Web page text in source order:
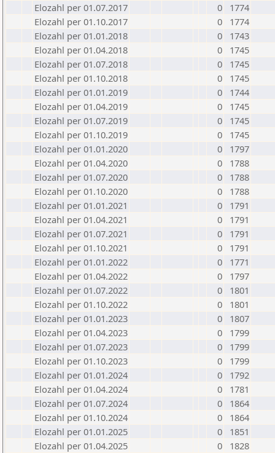
Elozahl per 01.07.2017
0
1774
Elozahl per 01.10.2017
0
1774
Elozahl per 01.01.2018
0
1743
Elozahl per 01.04.2018
0
1745
Elozahl per 01.07.2018
0
1745
Elozahl per 01.10.2018
0
1745
Elozahl per 01.01.2019
0
1744
Elozahl per 01.04.2019
0
1745
Elozahl per 01.07.2019
0
1745
Elozahl per 01.10.2019
0
1745
Elozahl per 01.01.2020
0
1797
Elozahl per 01.04.2020
0
1788
Elozahl per 01.07.2020
0
1788
Elozahl per 01.10.2020
0
1788
Elozahl per 01.01.2021
0
1791
Elozahl per 01.04.2021
0
1791
Elozahl per 01.07.2021
0
1791
Elozahl per 01.10.2021
0
1791
Elozahl per 01.01.2022
0
1771
Elozahl per 01.04.2022
0
1797
Elozahl per 01.07.2022
0
1801
Elozahl per 01.10.2022
0
1801
Elozahl per 01.01.2023
0
1807
Elozahl per 01.04.2023
0
1799
Elozahl per 01.07.2023
0
1799
Elozahl per 01.10.2023
0
1799
Elozahl per 01.01.2024
0
1792
Elozahl per 01.04.2024
0
1781
Elozahl per 01.07.2024
0
1864
Elozahl per 01.10.2024
0
1864
Elozahl per 01.01.2025
0
1851
Elozahl per 01.04.2025
0
1828